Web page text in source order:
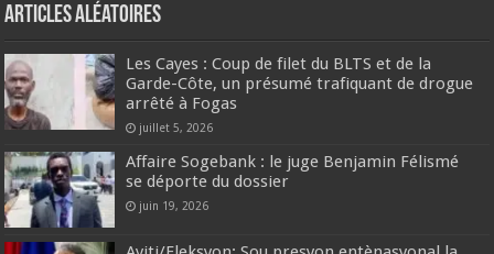
Articles aléatoires
Les Cayes : Coup de filet du BLTS et de la
Garde-Côte, un présumé trafiquant de drogue
arrêté à Fogas
juillet 5, 2026
Affaire Sogebank : le juge Benjamin Félismé
se déporte du dossier
juin 19, 2026